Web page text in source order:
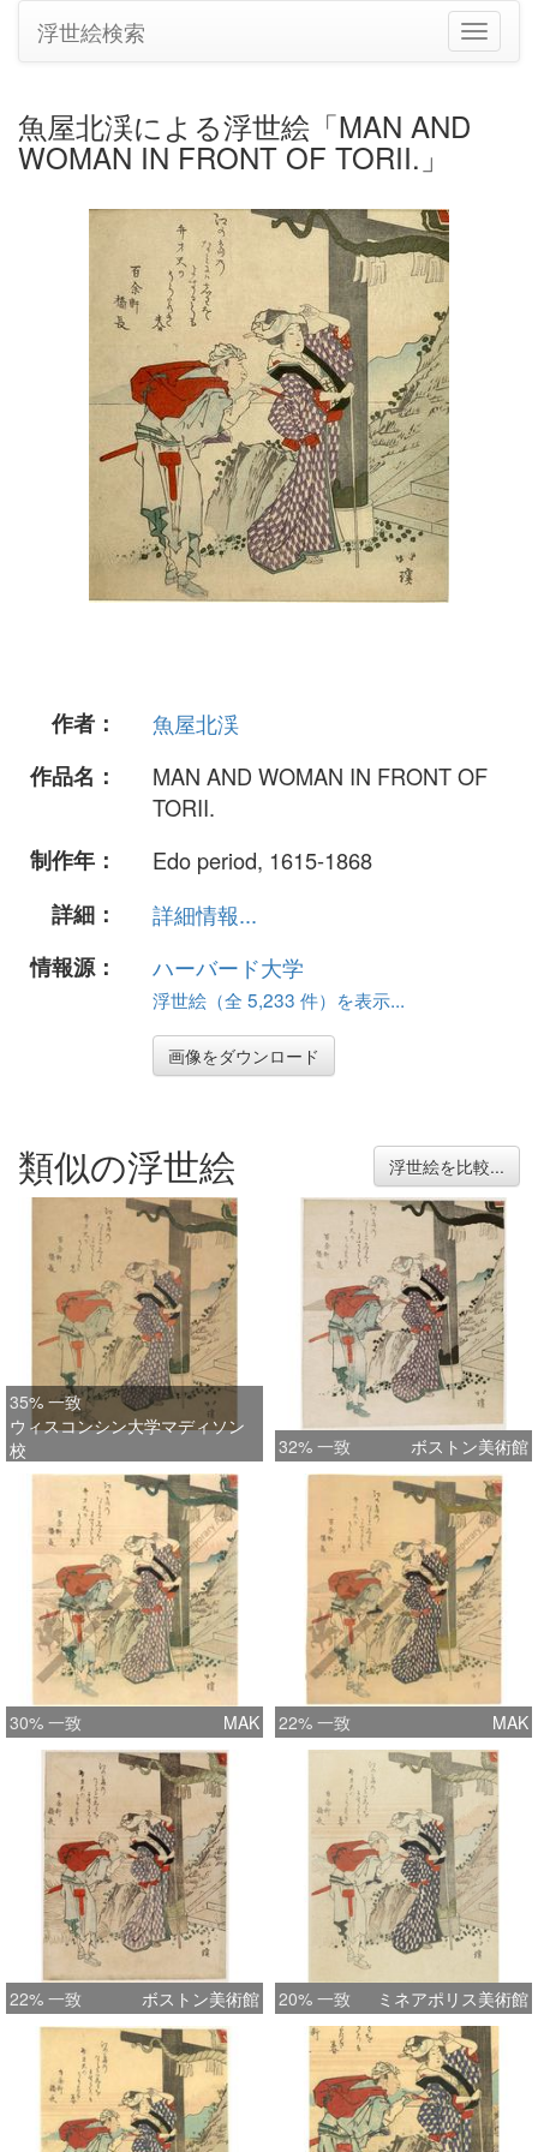
ナ
ビ
浮世絵検索
魚屋北渓による浮世絵「MAN AND
WOMAN IN FRONT OF TORII.」
作者：
魚屋北渓
作品名：
MAN AND WOMAN IN FRONT OF
TORII.
制作年：
Edo period, 1615-1868
詳細：
詳細情報...
情報源：
ハーバード大学
浮世絵（全 5,233 件）を表示...
画像をダウンロード
類似の浮世絵 浮世絵を比較...
35% 一致
ウィスコンシン大学マディソン
校
32% 一致 ボストン美術館
30% 一致 MAK 22% 一致 MAK
22% 一致 ボストン美術館 20% 一致 ミネアポリス美術館